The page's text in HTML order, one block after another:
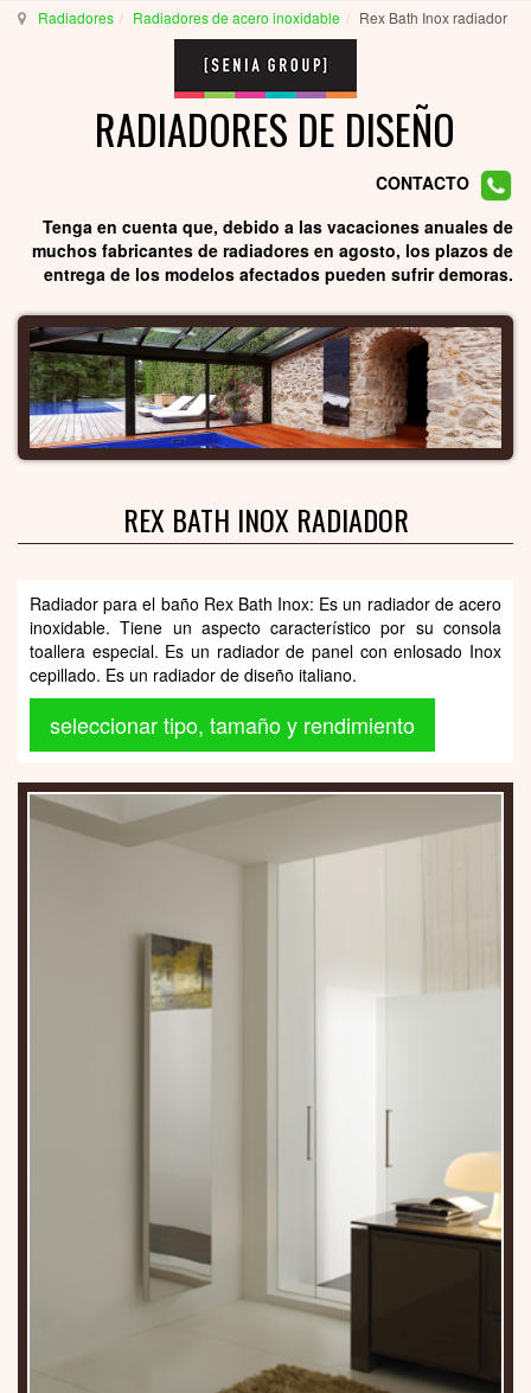
Radiadores Radiadores de acero inoxidable Rex Bath Inox radiador
RADIADORES DE DISEÑO
CONTACTO
Tenga en cuenta que, debido a las vacaciones anuales de
muchos fabricantes de radiadores en agosto, los plazos de
entrega de los modelos afectados pueden sufrir demoras.
REX BATH INOX RADIADOR
Radiador para el baño Rex Bath Inox: Es un radiador de acero
inoxidable. Tiene un aspecto característico por su consola
toallera especial. Es un radiador de panel con enlosado Inox
cepillado. Es un radiador de diseño italiano.
seleccionar tipo, tamaño y rendimiento